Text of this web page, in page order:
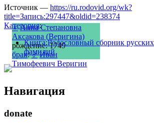
♀ Анна Степановна
Аксакова (Веригина)
рождение: 1749
брак:♂ Иван
Тимофеевич Веригин
Источник — https://ru.rodovid.org/wk?
title=Запись:297447&oldid=238374
Категория:
Книга:Родословный сборник
фамилий
Навигация
donate